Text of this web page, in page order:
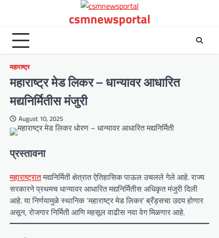
csmnewsportal
महाराष्ट्र
महाराष्ट्र मेड लिकर – धान्यावर आधारित
मद्यनिर्मितीस मंजुरी
August 10, 2025
प्रस्तावना
महाराष्ट्रातमद्यनिर्मिती क्षेत्रात ऐतिहासिक पाऊल उचलले गेले आहे. राज्य
सरकारने प्रथमच धान्यावर आधारित मद्यनिर्मितीस अधिकृत मंजुरी दिली
आहे. या निर्णयामुळे स्थानिक ‘महाराष्ट्र मेड लिकर’ ब्रँड्सचा उदय होणार
असून, रोजगार निर्मिती आणि महसूल वाढीस नवा वेग मिळणार आहे.